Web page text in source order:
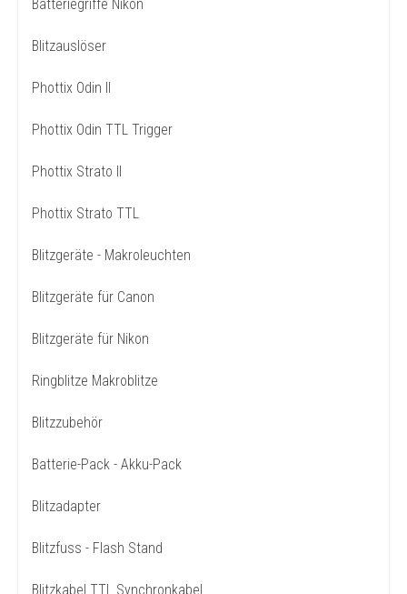
Batteriegriffe Nikon
Blitzauslöser
Phottix Odin II
Phottix Odin TTL Trigger
Phottix Strato II
Phottix Strato TTL
Blitzgeräte - Makroleuchten
Blitzgeräte für Canon
Blitzgeräte für Nikon
Ringblitze Makroblitze
Blitzzubehör
Batterie-Pack - Akku-Pack
Blitzadapter
Blitzfuss - Flash Stand
Blitzkabel TTL Synchronkabel